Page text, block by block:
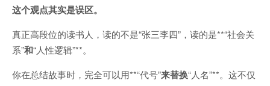
这个观点其实是误区。
真正高段位的读书人，读的不是“张三李四”，读的是**“社会关
系”和“人性逻辑”**。
你在总结故事时，完全可以用**“代号”来替换“人名”**。这不仅